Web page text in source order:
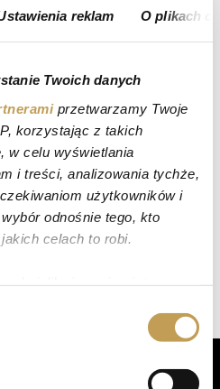
reklam O plikach
Twoich danych
przetwarzamy Twoje
korzystając z takich
w celu wyświetlania
i treści, analizowania tychże,
użytkowników i
odnośnie tego, kto
celach to robi.
nawet do kilku metrów
je zbiory danych